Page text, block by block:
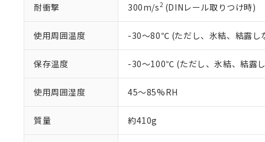
耐衝撃 300m/s2(DINレール取りつけ時)
使用周囲温度 -30～80℃ (ただし、氷結、結露し
保存温度 -30～100℃ (ただし、氷結、結露
使用周囲湿度 45～85%RH
質量 約410g